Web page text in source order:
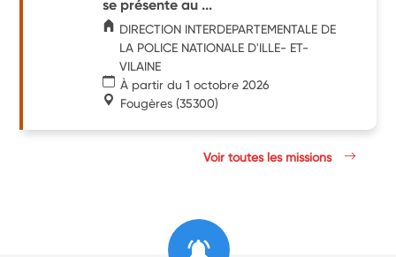
se présente au ...
DIRECTION INTERDEPARTEMENTALE DE
LA POLICE NATIONALE D'ILLE- ET-
VILAINE
À partir du 1 octobre 2026
Fougères (35300)
Voir toutes les missions